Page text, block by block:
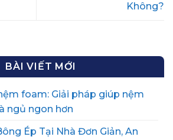
Không?
BÀI VIẾT MỚI
foam: Giải pháp giúp nệm
ngủ ngon hơn
Ép Tại Nhà Đơn Giản, An